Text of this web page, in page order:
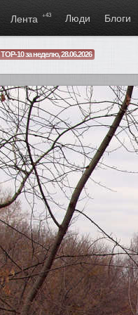
Лента +43 Люди Блоги
TOP-10 за неделю, 28.06.2026